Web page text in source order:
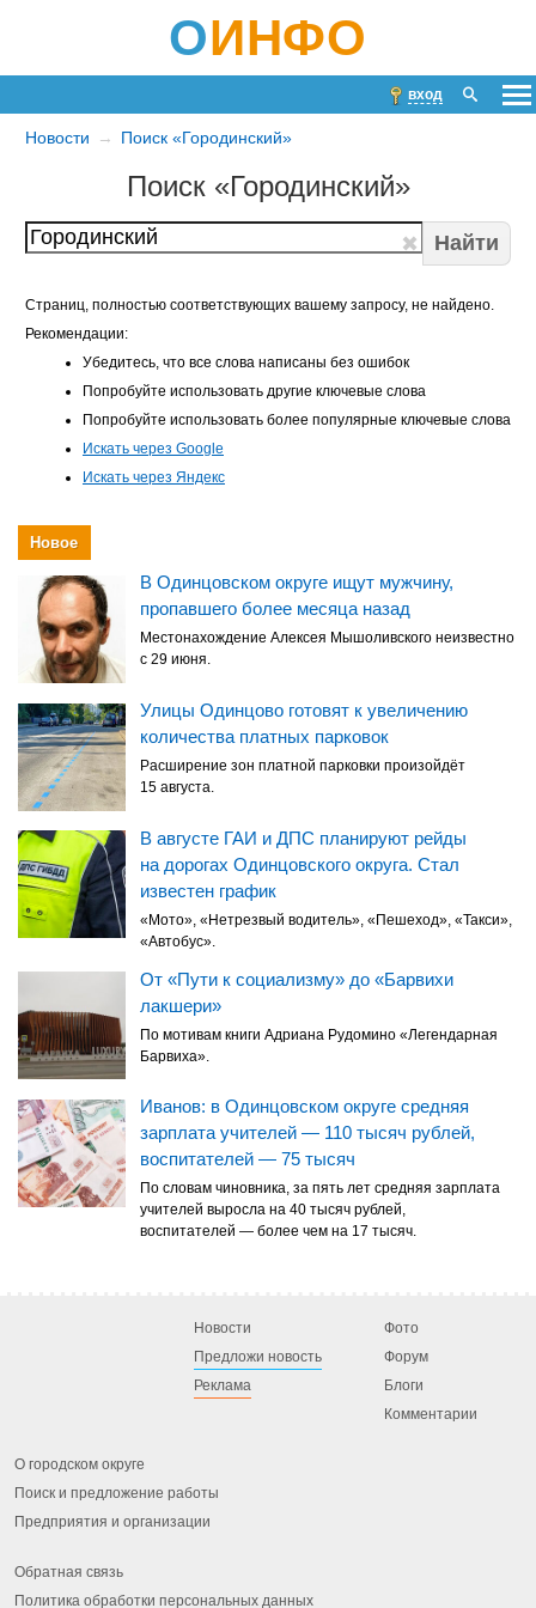
ОИНФО
вход
Новости Поиск «Городинский»
Поиск «Городинский»
Найти
Страниц, полностью соответствующих вашему запросу, не найдено.
Рекомендации:
Убедитесь, что все слова написаны без ошибок
Попробуйте использовать другие ключевые слова
Попробуйте использовать более популярные ключевые слова
Искать через Google
Искать через Яндекс
Новое
В Одинцовском округе ищут мужчину,
пропавшего более месяца назад
Местонахождение Алексея Мышоливского неизвестно
с 29 июня.
Улицы Одинцово готовят к увеличению
количества платных парковок
Расширение зон платной парковки произойдёт
15 августа.
В августе ГАИ и ДПС планируют рейды
на дорогах Одинцовского округа. Стал
известен график
«Мото», «Нетрезвый водитель», «Пешеход», «Такси»,
«Автобус».
От «Пути к социализму» до «Барвихи
лакшери»
По мотивам книги Адриана Рудомино «Легендарная
Барвиха».
Иванов: в Одинцовском округе средняя
зарплата учителей — 110 тысяч рублей,
воспитателей — 75 тысяч
По словам чиновника, за пять лет средняя зарплата
учителей выросла на 40 тысяч рублей,
воспитателей — более чем на 17 тысяч.
Новости
Предложи новость
Реклама
Фото
Форум
Блоги
Комментарии
О городском округе
Поиск и предложение работы
Предприятия и организации
Обратная связь
Политика обработки персональных данных